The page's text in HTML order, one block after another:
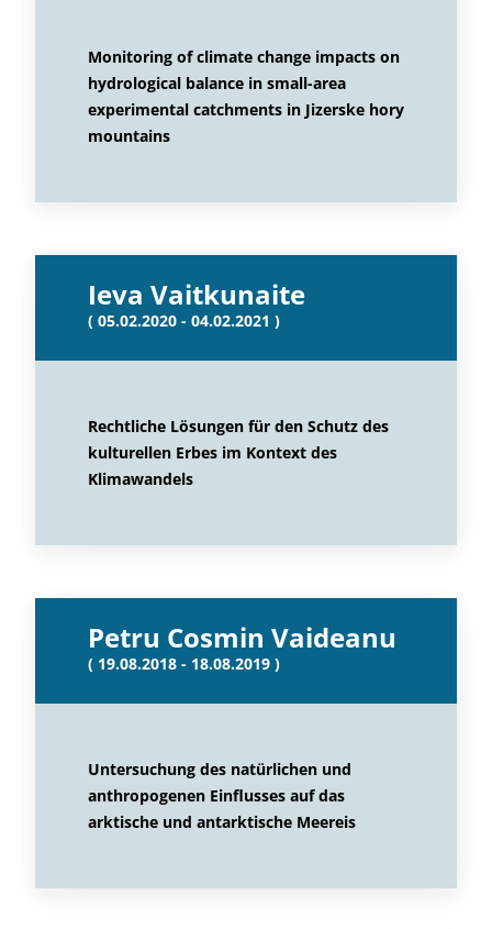
Monitoring of climate change impacts on
hydrological balance in small-area
experimental catchments in Jizerske hory
mountains
Ieva Vaitkunaite
( 05.02.2020 - 04.02.2021 )
Rechtliche Lösungen für den Schutz des
kulturellen Erbes im Kontext des
Klimawandels
Petru Cosmin Vaideanu
( 19.08.2018 - 18.08.2019 )
Untersuchung des natürlichen und
anthropogenen Einflusses auf das
arktische und antarktische Meereis